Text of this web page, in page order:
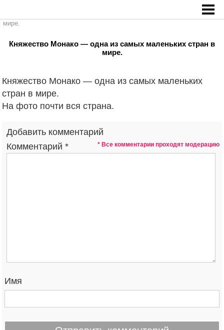
Княжество Монако — одна из самых маленьких стран в
мире.
Княжество Монако — одна из самых маленьких стран в
мире.
Княжество Монако — одна из самых маленьких
стран в мире.
На фото почти вся страна.
Добавить комментарий
* Все комментарии проходят модерацию
Комментарий*
Имя